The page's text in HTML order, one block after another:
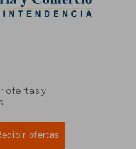
ofertas y